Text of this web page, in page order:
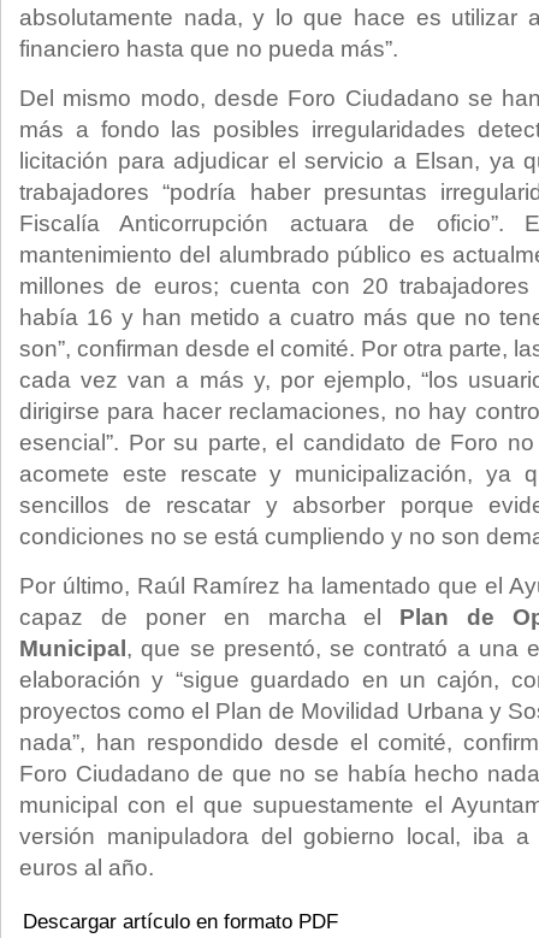
absolutamente nada, y lo que hace es utilizar
financiero hasta que no pueda más”.
Del mismo modo, desde Foro Ciudadano se
más a fondo las posibles irregularidades
licitación para adjudicar el servicio a Elsan, ya
trabajadores “podría haber presuntas
Fiscalía Anticorrupción actuara de
mantenimiento del alumbrado público es
millones de euros; cuenta con 20 trabajadores
había 16 y han metido a cuatro más que no
son”, confirman desde el comité. Por otra parte,
cada vez van a más y, por ejemplo, “los
dirigirse para hacer reclamaciones, no hay
esencial”. Por su parte, el candidato de Foro
acomete este rescate y municipalización, ya
sencillos de rescatar y absorber porque
condiciones no se está cumpliendo y no son
Por último, Raúl Ramírez ha lamentado que el
capaz de poner en marcha el Plan de
Municipal , que se presentó, se contrató a una
elaboración y “sigue guardado en un cajón,
proyectos como el Plan de Movilidad Urbana y
nada”, han respondido desde el comité,
Foro Ciudadano de que no se había hecho
municipal con el que supuestamente el
versión manipuladora del gobierno local, iba
euros al año.
Descargar artículo en formato PDF